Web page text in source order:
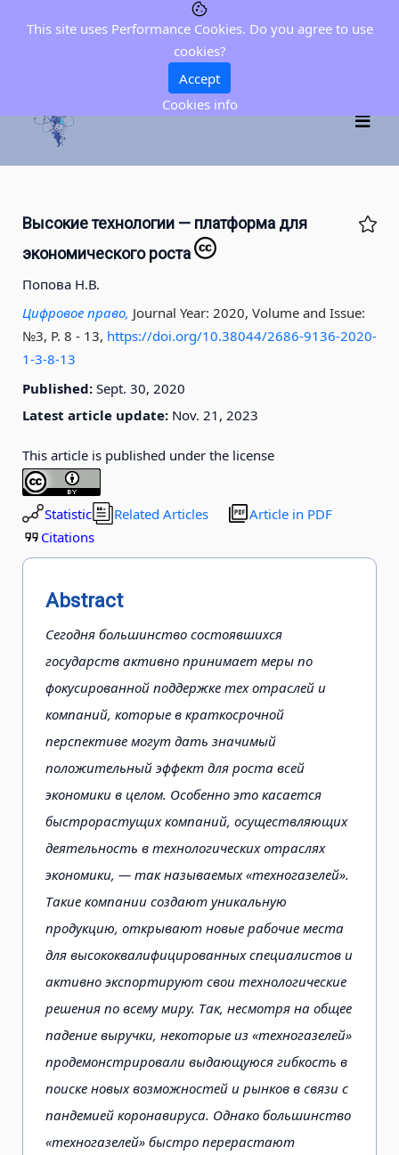
Высокие технологии — платформа для
экономического роста
Попова Н.В.
Цифровое право, Journal Year: 2020, Volume and Issue:
№3, P. 8 - 13, https://doi.org/10.38044/2686-9136-2020-
1-3-8-13
Published: Sept. 30, 2020
Latest article update: Nov. 21, 2023
This article is published under the license
Statistic Related Articles
Article in PDF
Citations
Abstract
Сегодня большинство состоявшихся
государств активно принимает меры по
фокусированной поддержке тех отраслей и
компаний, которые в краткосрочной
перспективе могут дать значимый
положительный эффект для роста всей
экономики в целом. Особенно это касается
быстрорастущих компаний, осуществляющих
деятельность в технологических отраслях
экономики, — так называемых «техногазелей».
Такие компании создают уникальную
продукцию, открывают новые рабочие места
для высококвалифицированных специалистов и
активно экспортируют свои технологические
решения по всему миру. Так, несмотря на общее
падение выручки, некоторые из «техногазелей»
продемонстрировали выдающуюся гибкость в
поиске новых возможностей и рынков в связи с
пандемией коронавируса. Однако большинство
«техногазелей» быстро перерастают
This site uses Performance Cookies. Do you agree to use
cookies?
Accept
Cookies info